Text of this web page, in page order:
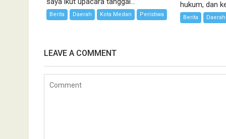
Berita Daerah Kota Medan Peristiwa
hukum, dan
Berita Daerah
LEAVE A COMMENT